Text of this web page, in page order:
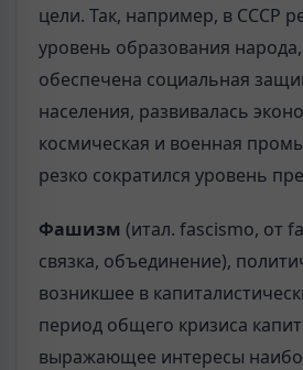
цели. Так, например, в СССР
уровень образования
обеспечена социальная
населения, развивалась
космическая и военная
резко сократился уровень
Фашизм (итал. fascismo, от
связка, объединение),
возникшее в
период общего кризиса
выражающее интересы